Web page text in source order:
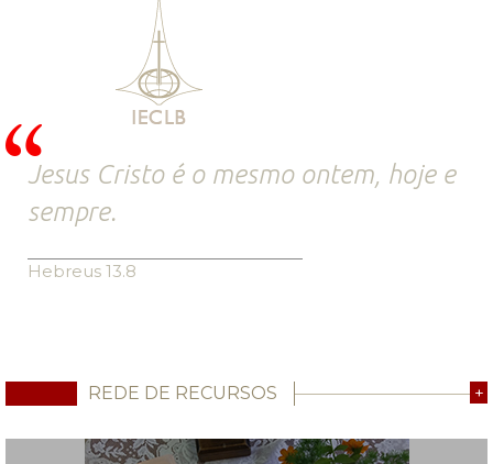
Jesus Cristo é o mesmo ontem, hoje e
sempre.
Hebreus 13.8
REDE DE RECURSOS +